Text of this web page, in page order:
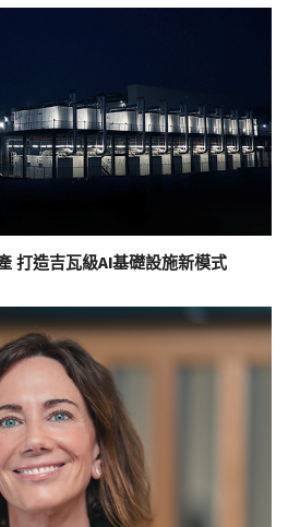
打造吉瓦級AI基礎設施新模式